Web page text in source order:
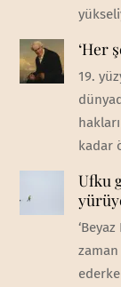
‘Her
19.
kadar
Ufku
zaman